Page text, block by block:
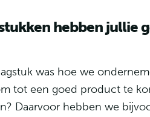
hebben jullie
was hoe we
tot een goed product te
Daarvoor hebben we